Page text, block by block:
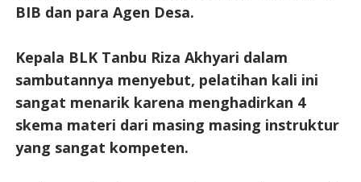
BIB dan para Agen Desa.
Kepala BLK Tanbu Riza Akhyari dalam
sambutannya menyebut, pelatihan kali ini
sangat menarik karena menghadirkan 4
skema materi dari masing masing instruktur
yang sangat kompeten.